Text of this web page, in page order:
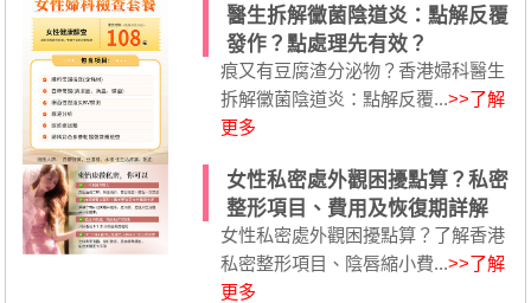
醫生拆解黴菌陰道炎：點解反覆
發作？點處理先有效？
痕又有豆腐渣分泌物？香港婦科醫生
拆解黴菌陰道炎：點解反覆...>>了解
更多
女性私密處外觀困擾點算？私密
整形項目、費用及恢復期詳解
女性私密處外觀困擾點算？了解香港
私密整形項目、陰唇縮小費...>>了解
更多